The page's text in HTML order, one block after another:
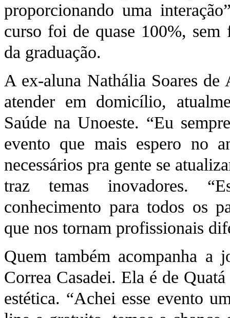
proporcionando uma
curso foi de quase 100%,
da graduação.
A ex-aluna Nathália Soares
atender em domicílio,
Saúde na Unoeste. “Eu
evento que mais espero no
necessários pra gente se
traz temas inovadores.
conhecimento para todos os
que nos tornam profissionais
Quem também acompanha a
Correa Casadei. Ela é de
estética. “Achei esse evento